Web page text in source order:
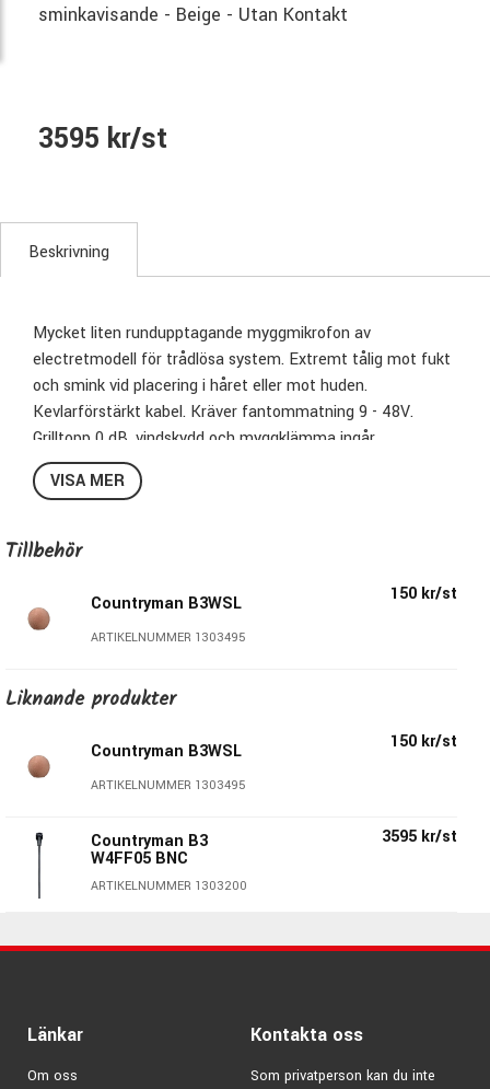
sminkavisande - Beige - Utan Kontakt
3595 kr/st
Beskrivning
Mycket liten rundupptagande myggmikrofon av
electretmodell för trådlösa system. Extremt tålig mot fukt
och smink vid placering i håret eller mot huden.
Kevlarförstärkt kabel. Kräver fantommatning 9 - 48V.
Grilltopp 0 dB, vindskydd och myggklämma ingår.
För placering längre från ljudkällan. (På bröstet etc.)
Frekvensomfång: 20-20000 Hz
Beige
VISA MER
Tillbehör
Countryman B3WSL
ARTIKELNUMMER 1303495
150 kr/st
Liknande produkter
Countryman B3WSL
ARTIKELNUMMER 1303495
150 kr/st
Countryman B3
W4FF05 BNC
ARTIKELNUMMER 1303200
3595 kr/st
Länkar
Om oss
Kontakta oss
Som privatperson kan du inte